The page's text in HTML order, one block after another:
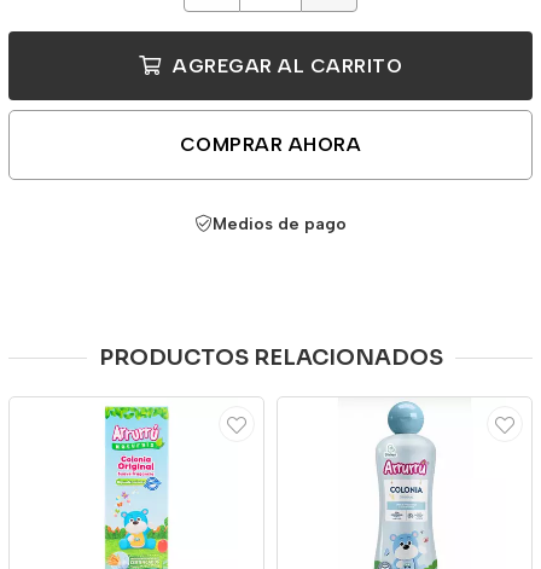
AGREGAR AL CARRITO
COMPRAR AHORA
Medios de pago
PRODUCTOS RELACIONADOS